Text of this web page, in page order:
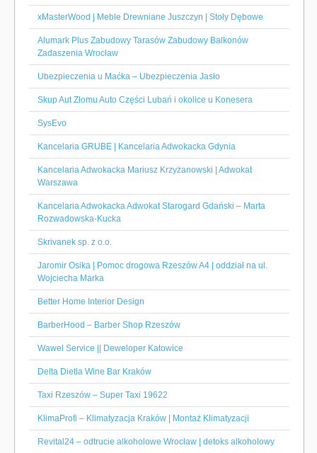
xMasterWood | Meble Drewniane Juszczyn | Stoły Dębowe
Alumark Plus Zabudowy Tarasów Zabudowy Balkonów
Zadaszenia Wrocław
Ubezpieczenia u Maćka – Ubezpieczenia Jasło
Skup Aut Złomu Auto Części Lubań i okolice u Konesera
SysEvo
Kancelaria GRUBE | Kancelaria Adwokacka Gdynia
Kancelaria Adwokacka Mariusz Krzyżanowski | Adwokat
Warszawa
Kancelaria Adwokacka Adwokat Starogard Gdański – Marta
Rozwadowska-Kucka
Skrivanek sp. z o.o.
Jaromir Osika | Pomoc drogowa Rzeszów A4 | oddział na ul.
Wojciecha Marka
Better Home Interior Design
BarberHood – Barber Shop Rzeszów
Wawel Service || Deweloper Katowice
Delta Dietla Wine Bar Kraków
Taxi Rzeszów – Super Taxi 19622
KlimaProfi – Klimatyzacja Kraków | Montaż Klimatyzacji
Revital24 – odtrucie alkoholowe Wrocław | detoks alkoholowy